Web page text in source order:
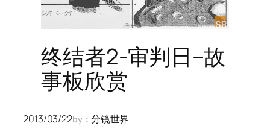
终结者2-审判日–故
事板欣赏
2013/03/22by： 分镜世界